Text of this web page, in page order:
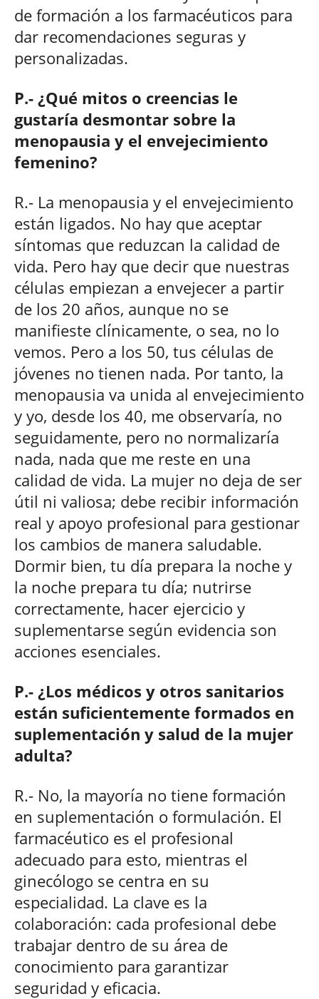
de formación a los farmacéuticos para
dar recomendaciones seguras y
personalizadas.
P.- ¿Qué mitos o creencias le
gustaría desmontar sobre la
menopausia y el envejecimiento
femenino?
R.- La menopausia y el envejecimiento
están ligados. No hay que aceptar
síntomas que reduzcan la calidad de
vida. Pero hay que decir que nuestras
células empiezan a envejecer a partir
de los 20 años, aunque no se
manifieste clínicamente, o sea, no lo
vemos. Pero a los 50, tus células de
jóvenes no tienen nada. Por tanto, la
menopausia va unida al envejecimiento
y yo, desde los 40, me observaría, no
seguidamente, pero no normalizaría
nada, nada que me reste en una
calidad de vida. La mujer no deja de ser
útil ni valiosa; debe recibir información
real y apoyo profesional para gestionar
los cambios de manera saludable.
Dormir bien, tu día prepara la noche y
la noche prepara tu día; nutrirse
correctamente, hacer ejercicio y
suplementarse según evidencia son
acciones esenciales.
P.- ¿Los médicos y otros sanitarios
están suficientemente formados en
suplementación y salud de la mujer
adulta?
R.- No, la mayoría no tiene formación
en suplementación o formulación. El
farmacéutico es el profesional
adecuado para esto, mientras el
ginecólogo se centra en su
especialidad. La clave es la
colaboración: cada profesional debe
trabajar dentro de su área de
conocimiento para garantizar
seguridad y eficacia.